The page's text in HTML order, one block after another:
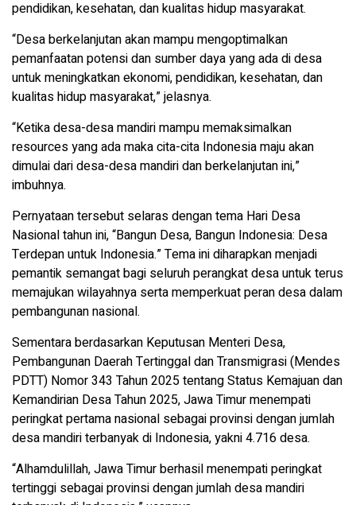
pendidikan, kesehatan, dan kualitas hidup masyarakat.
“Desa berkelanjutan akan mampu mengoptimalkan
pemanfaatan potensi dan sumber daya yang ada di desa
untuk meningkatkan ekonomi, pendidikan, kesehatan, dan
kualitas hidup masyarakat,” jelasnya.
“Ketika desa-desa mandiri mampu memaksimalkan
resources yang ada maka cita-cita Indonesia maju akan
dimulai dari desa-desa mandiri dan berkelanjutan ini,”
imbuhnya.
Pernyataan tersebut selaras dengan tema Hari Desa
Nasional tahun ini, “Bangun Desa, Bangun Indonesia: Desa
Terdepan untuk Indonesia.” Tema ini diharapkan menjadi
pemantik semangat bagi seluruh perangkat desa untuk terus
memajukan wilayahnya serta memperkuat peran desa dalam
pembangunan nasional.
Sementara berdasarkan Keputusan Menteri Desa,
Pembangunan Daerah Tertinggal dan Transmigrasi (Mendes
PDTT) Nomor 343 Tahun 2025 tentang Status Kemajuan dan
Kemandirian Desa Tahun 2025, Jawa Timur menempati
peringkat pertama nasional sebagai provinsi dengan jumlah
desa mandiri terbanyak di Indonesia, yakni 4.716 desa.
“Alhamdulillah, Jawa Timur berhasil menempati peringkat
tertinggi sebagai provinsi dengan jumlah desa mandiri